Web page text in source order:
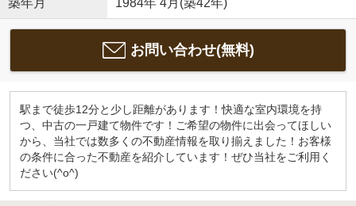
築年月 1984年 4月(築42年)
お問い合わせ(無料)
駅まで徒歩12分と少し距離があります！快適な室内環境を持
つ、中古の一戸建て物件です！ご希望の物件に出会ってほしい
から、当社では数多くの不動産情報を取り揃えました！お客様
の条件に合った不動産を紹介しています！ぜひ当社をご利用く
ださい(^o^)